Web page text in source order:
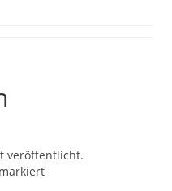
veröffentlicht.
markiert